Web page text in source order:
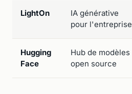
LightOn
IA générative
pour l'entreprise
Hugging
Face
Hub de modèles
open source